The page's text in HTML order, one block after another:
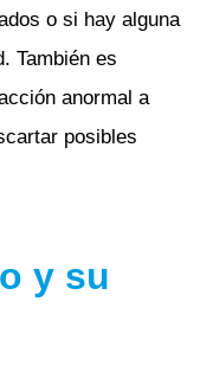
o si hay alguna
También es
anormal a
posibles
y su